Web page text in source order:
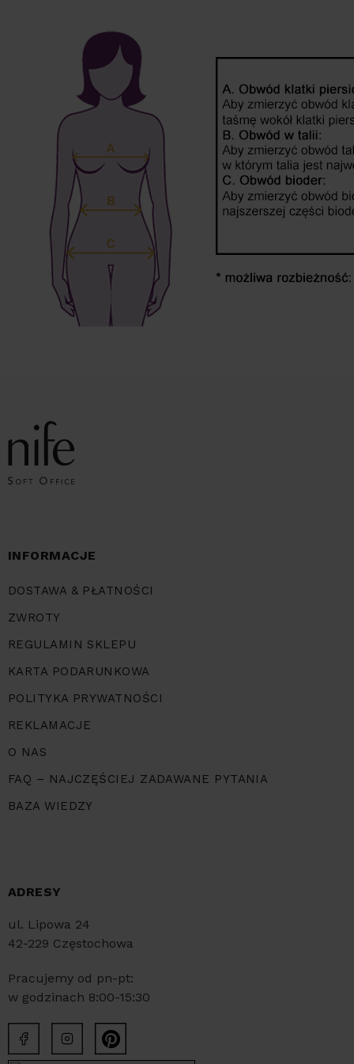
INFORMACJE
DOSTAWA & PŁATNOŚCI
ZWROTY
REGULAMIN SKLEPU
KARTA PODARUNKOWA
POLITYKA PRYWATNOŚCI
REKLAMACJE
O NAS
FAQ – NAJCZĘŚCIEJ ZADAWANE PYTANIA
BAZA WIEDZY
ADRESY
ul. Lipowa 24
42-229 Częstochowa
Pracujemy od pn-pt:
w godzinach 8:00-15:30